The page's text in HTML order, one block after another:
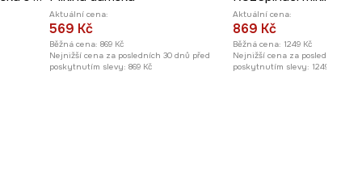
produktu
Aktuální cena:
569 Kč
Běžná cena: 869 Kč
Nejnižší cena za posledních 30 dnů před
poskytnutím slevy: 869 Kč
Aktuální cena:
869 Kč
Běžná cena: 1249 Kč
Nejnižší cena za posledních 30
poskytnutím slevy: 1249 Kč